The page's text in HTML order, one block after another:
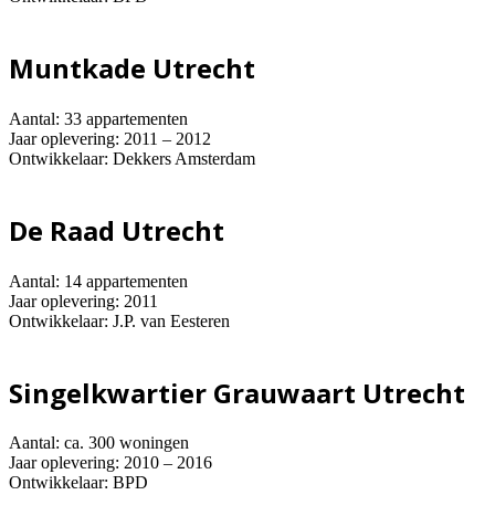
Muntkade Utrecht
Aantal: 33 appartementen
Jaar oplevering: 2011 – 2012
Ontwikkelaar: Dekkers Amsterdam
De Raad Utrecht
Aantal: 14 appartementen
Jaar oplevering: 2011
Ontwikkelaar: J.P. van Eesteren
Singelkwartier Grauwaart Utrecht
Aantal: ca. 300 woningen
Jaar oplevering: 2010 – 2016
Ontwikkelaar: BPD